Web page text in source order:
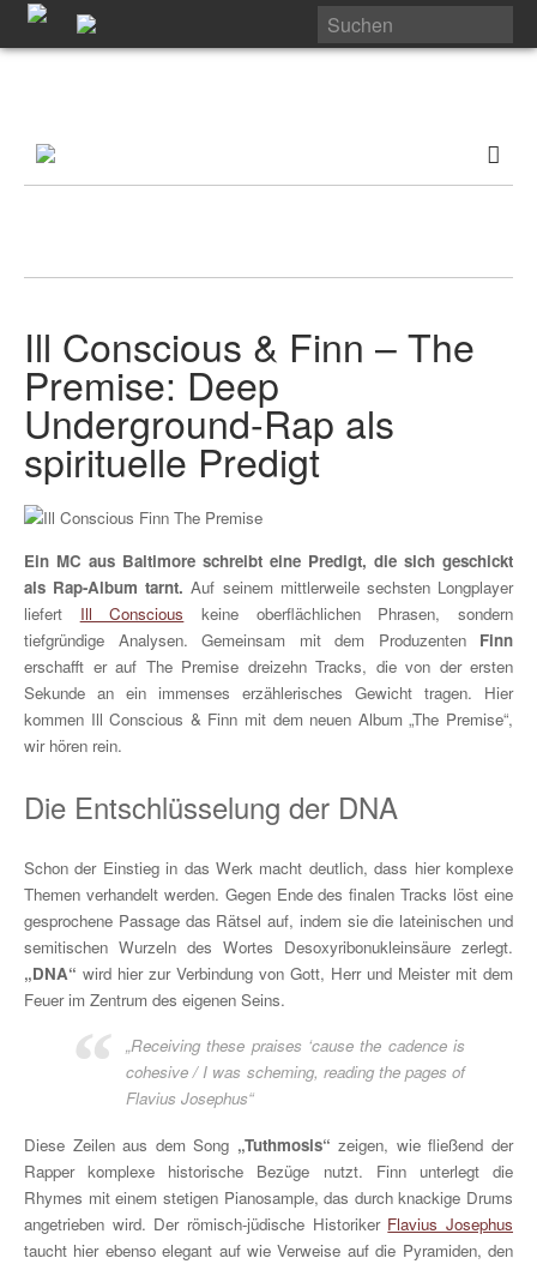
Ill Conscious & Finn – The
Premise: Deep
Underground-Rap als
spirituelle Predigt
Ein MC aus Baltimore schreibt eine Predigt, die sich geschickt
als Rap-Album tarnt. Auf seinem mittlerweile sechsten Longplayer
liefert Ill Conscious keine oberflächlichen Phrasen, sondern
tiefgründige Analysen. Gemeinsam mit dem Produzenten Finn
erschafft er auf The Premise dreizehn Tracks, die von der ersten
Sekunde an ein immenses erzählerisches Gewicht tragen. Hier
kommen Ill Conscious & Finn mit dem neuen Album „The Premise“,
wir hören rein.
Die Entschlüsselung der DNA
Schon der Einstieg in das Werk macht deutlich, dass hier komplexe
Themen verhandelt werden. Gegen Ende des finalen Tracks löst eine
gesprochene Passage das Rätsel auf, indem sie die lateinischen und
semitischen Wurzeln des Wortes Desoxyribonukleinsäure zerlegt.
„DNA“ wird hier zur Verbindung von Gott, Herr und Meister mit dem
Feuer im Zentrum des eigenen Seins.
„Receiving these praises ‘cause the cadence is
cohesive / I was scheming, reading the pages of
Flavius Josephus“
Diese Zeilen aus dem Song „Tuthmosis“ zeigen, wie fließend der
Rapper komplexe historische Bezüge nutzt. Finn unterlegt die
Rhymes mit einem stetigen Pianosample, das durch knackige Drums
angetrieben wird. Der römisch-jüdische Historiker Flavius Josephus
taucht hier ebenso elegant auf wie Verweise auf die Pyramiden, den